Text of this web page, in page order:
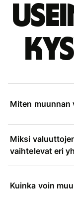
Miten muunnan
Miksi
vaihtelevat eri
Kuinka voin